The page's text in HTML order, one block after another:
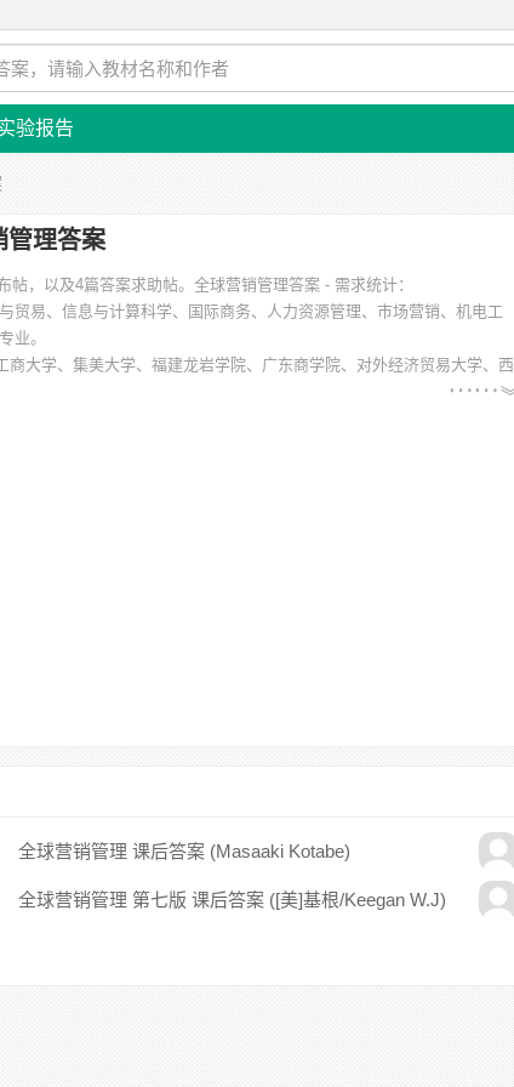
验报告
管理答案
帖，以及4篇答案求助帖。 全球营销管理答案 - 需求统计：
贸易、信息与计算科学、国际商务、人力资源管理、市场营销、机电工
业。
商大学、集美大学、福建龙岩学院、广东商学院、对外经济贸易大学、西
全球营销管理 课后答案 (Masaaki Kotabe)
全球营销管理 第七版 课后答案 ([美]基根/Keegan W.J)